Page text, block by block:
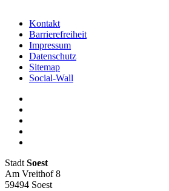
Kontakt
Barrierefreiheit
Impressum
Datenschutz
Sitemap
Social-Wall
StadtSoest
Am Vreithof 8
59494 Soest